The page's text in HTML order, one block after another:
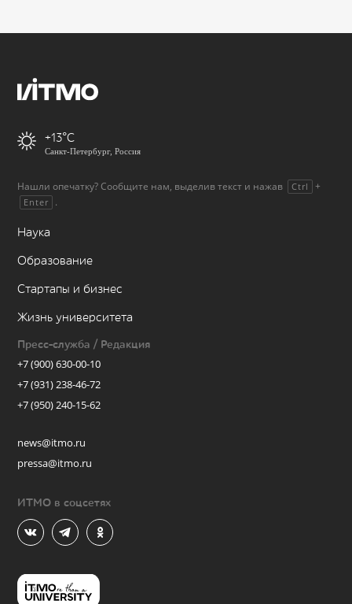
+13
Санкт-Петербург, Россия
Нашли опечатку? Сообщите нам, выделив текст и нажав Ctrl +
Enter .
Наука
Образование
Стартапы и бизнес
Жизнь университета
Пресс-служба / Редакция
+7 (900) 630-00-10
+7 (931) 238-46-72
+7 (950) 240-15-62
news@itmo.ru
pressa@itmo.ru
ИТМО в соцсетях